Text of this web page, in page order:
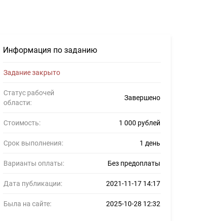
Информация по заданию
Задание закрыто
Статус рабочей
области:
Завершено
Стоимость: 1 000 рублей
Срок выполнения: 1 день
Варианты оплаты: Без предоплаты
Дата публикации: 2021-11-17 14:17
Была на сайте: 2025-10-28 12:32